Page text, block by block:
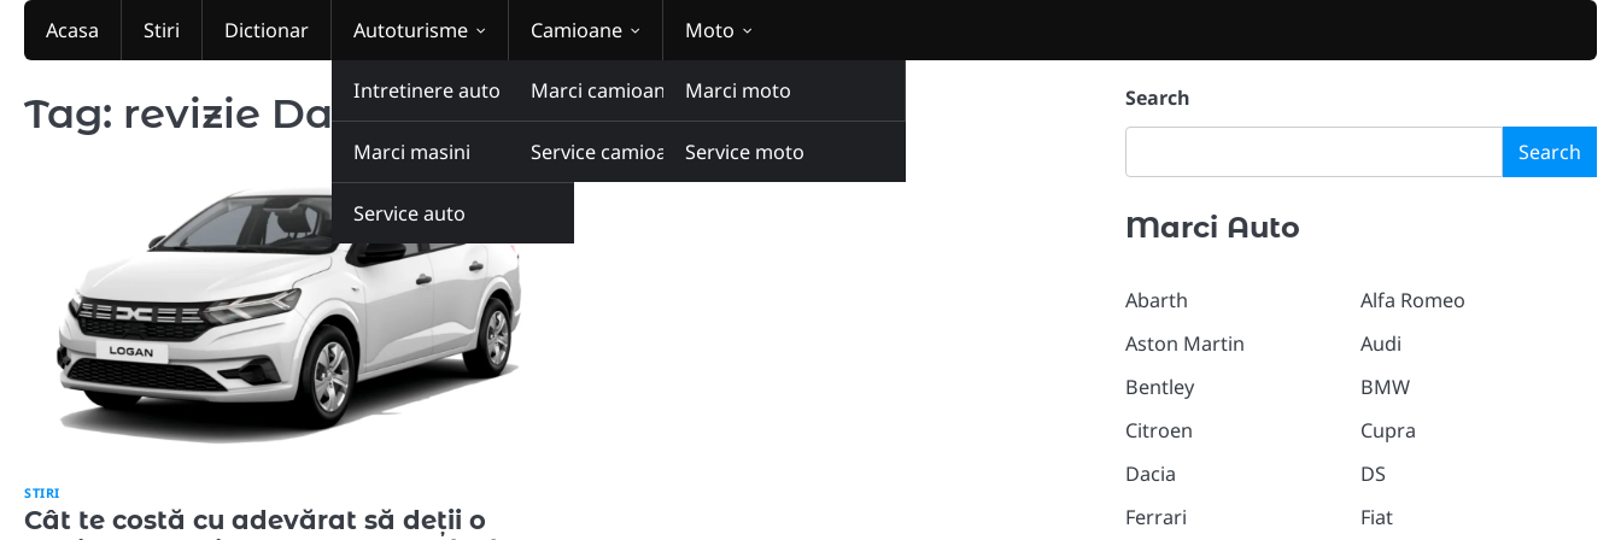
Skip
Acasa Stiri Dictionar Autoturisme
Intretinere auto
Marci masini
Service auto
Camioane
Marci camioane
Service camioane
Moto
Marci moto
Service moto
Tag: revizie Dacia Logan
STIRI
Cât te costă cu adevărat să deții o
Search
Search
Marci Auto
Abarth
Aston Martin
Bentley
Citroen
Dacia
Ferrari
Alfa Romeo
Audi
BMW
Cupra
DS
Fiat